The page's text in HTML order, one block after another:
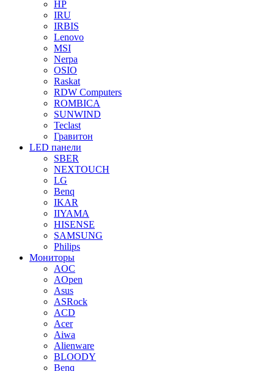
HP
IRU
IRBIS
Lenovo
MSI
Nerpa
OSIO
Raskat
RDW Computers
ROMBICA
SUNWIND
Teclast
Гравитон
LED панели
SBER
NEXTOUCH
LG
Benq
IKAR
IIYAMA
HISENSE
SAMSUNG
Philips
Мониторы
AOC
AOpen
Asus
ASRock
ACD
Acer
Aiwa
Alienware
BLOODY
Benq